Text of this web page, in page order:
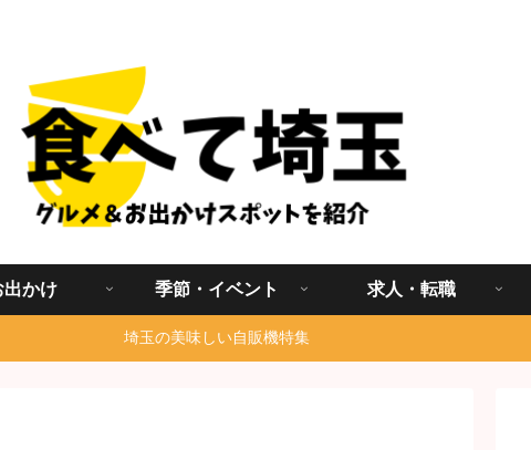
出かけ 季節・イベント 求人・転職
埼玉の美味しい自販機特集